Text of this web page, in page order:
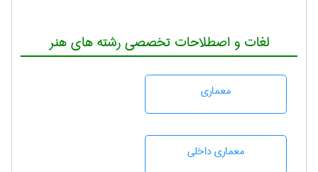
لغات و اصطلاحات تخصصی رشته های هنر
معماری
معماری داخلی